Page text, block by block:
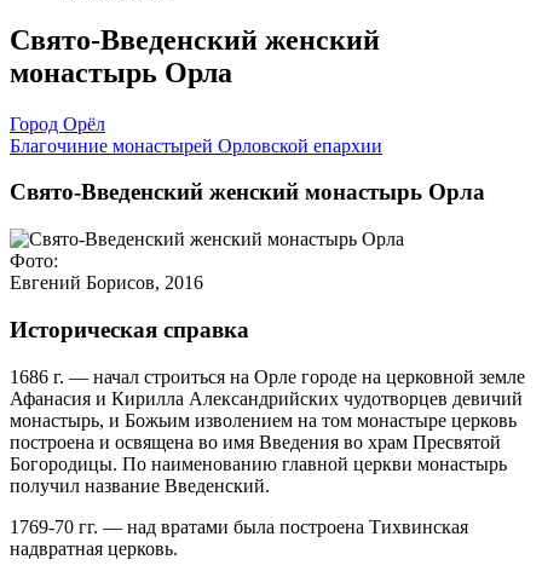
Свято-Введенский женский
монастырь Орла
Город Орёл
Благочиние монастырей Орловской епархии
Свято-Введенский женский монастырь Орла
Фото:
Евгений Борисов, 2016
Историческая справка
1686 г. — начал строиться на Орле городе на церковной земле
Афанасия и Кирилла Александрийских чудотворцев девичий
монастырь, и Божьим изволением на том монастыре церковь
построена и освящена во имя Введения во храм Пресвятой
Богородицы. По наименованию главной церкви монастырь
получил название Введенский.
1769-70 гг. — над вратами была построена Тихвинская
надвратная церковь.